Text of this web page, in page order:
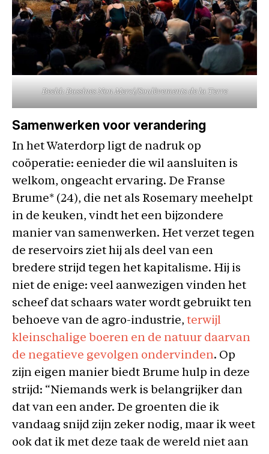
Beeld: Bassines Non Merci/Soulèvements de la Terre
Samenwerken voor verandering
In het Waterdorp ligt de nadruk op
coöperatie: eenieder die wil aansluiten is
welkom, ongeacht ervaring. De Franse
Brume* (24), die net als Rosemary meehelpt
in de keuken, vindt het een bijzondere
manier van samenwerken. Het verzet tegen
de reservoirs ziet hij als deel van een
bredere strijd tegen het kapitalisme. Hij is
niet de enige: veel aanwezigen vinden het
scheef dat schaars water wordt gebruikt ten
behoeve van de agro-industrie, terwijl
kleinschalige boeren en de natuur daarvan
de negatieve gevolgen ondervinden. Op
zijn eigen manier biedt Brume hulp in deze
strijd: “Niemands werk is belangrijker dan
dat van een ander. De groenten die ik
vandaag snijd zijn zeker nodig, maar ik weet
ook dat ik met deze taak de wereld niet aan